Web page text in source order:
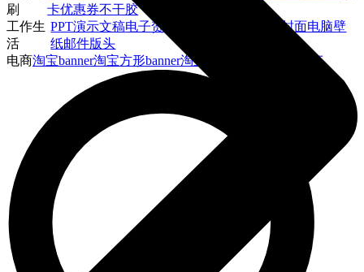
刷
卡优惠券不干胶
工作生
活
PPT演示文稿电子贺卡 视频封面电脑壁
纸邮件版头
电商淘宝banner淘宝方形banner淘宝店铺招牌 主图直通车